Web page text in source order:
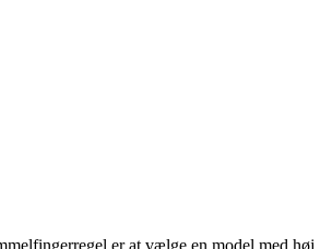
er at vælge en model med høj